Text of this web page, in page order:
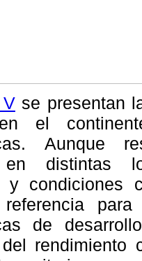
Vse presentan
el
Aunque
en distintas
y condiciones
para
de
del